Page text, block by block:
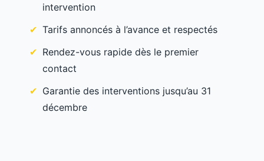
intervention
Tarifs annoncés à l’avance et respectés
Rendez-vous rapide dès le premier
contact
Garantie des interventions jusqu’au 31
décembre